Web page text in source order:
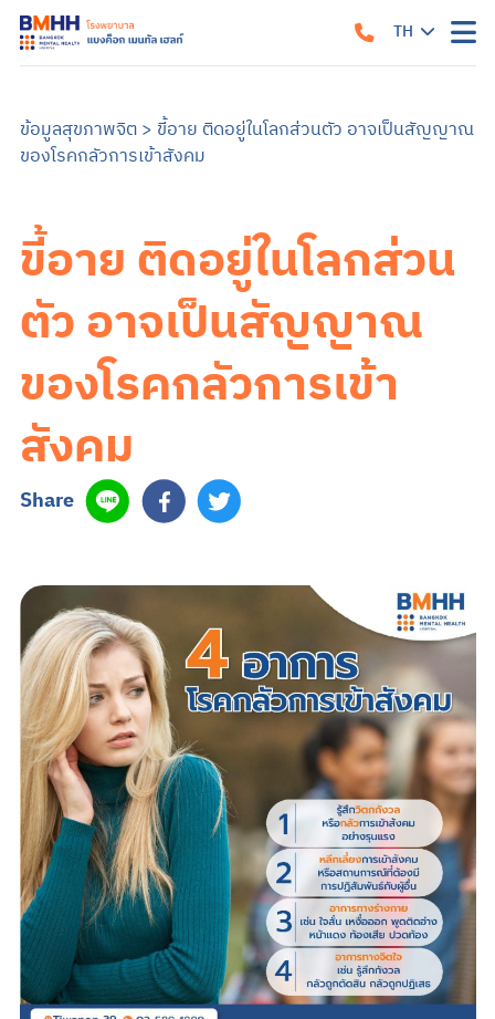
TH
หน้าแรก
เกี่ยวกับเรา
บริการของเรา
บริการสำหรับผู้ป่วยนอก
ศูนย์รักษาโรคซึมเศร้าครบวงจร
การบำบัด
บริการสำหรับผู้ป่วยใน
อาการและการรักษา
ซึมเศร้า
วิตกกังวล
จิตเภท
อารมณ์สองขั้ว
สมองเสื่อม
ออทิสติก หรือภาวะออทิสติกสเปกตรัม (ASD)
สมาธิสั้น
โรคแพนิค
ภาวะเครียดหลังเผชิญเหตุการณ์รุนแรง
ข้อมูลสุขภาพ
ข้อมูลสุขภาพจิต
แบบทดสอบสุขภาพจิต
ข่าวสารและบริการ
ค้นหาแพทย์
Search
นัดหมายแพทย์
02-589-1889
ข้อมูลสุขภาพจิต> ขี้อาย ติดอยู่ในโลกส่วนตัว อาจเป็นสัญญาณ
ของโรคกลัวการเข้าสังคม
ขี้อาย ติดอยู่ในโลกส่วน
ตัว อาจเป็นสัญญาณ
ของโรคกลัวการเข้า
สังคม
Share